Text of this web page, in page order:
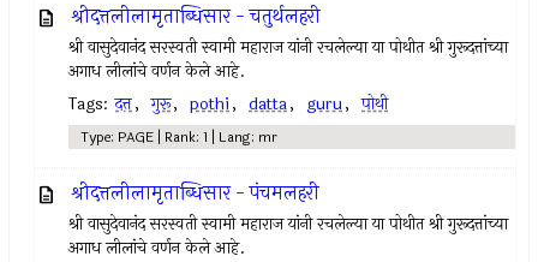
श्रीदत्तलीलामृताब्धिसार - चतुर्थलहरी
श्री वासुदेवानंद सरस्वती स्वामी महाराज यांनी रचलेल्या या पोथीत श्री गुरूदत्तांच्या
अगाध लीलांचे वर्णन केले आहे.
Tags: दत्त, गुरू, pothi, datta, guru, पोथी
Type: PAGE | Rank: 1 | Lang: mr
श्रीदत्तलीलामृताब्धिसार - पंचमलहरी
श्री वासुदेवानंद सरस्वती स्वामी महाराज यांनी रचलेल्या या पोथीत श्री गुरूदत्तांच्या
अगाध लीलांचे वर्णन केले आहे.